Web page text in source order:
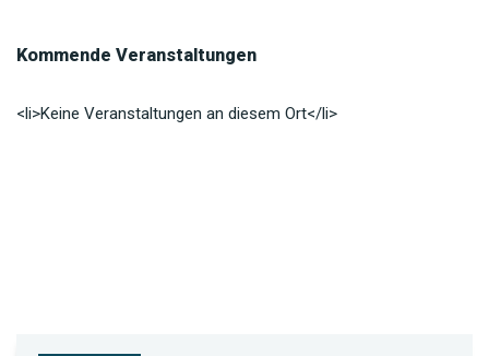
Kommende Veranstaltungen
<li>Keine Veranstaltungen an diesem Ort</li>